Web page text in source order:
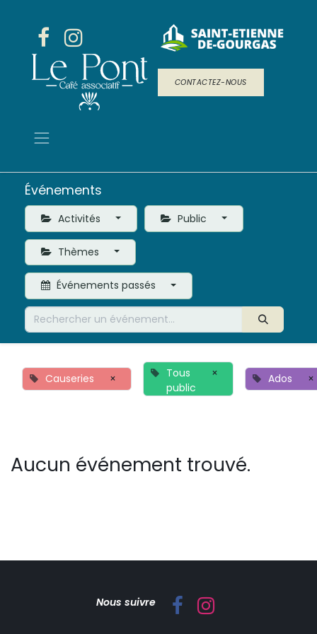
CONTACTEZ-NOUS
Événements
Activités Public
Thèmes
Événements passés
Causeries ×
Tous
public
× Ados ×
Aucun événement trouvé.
Nous suivre